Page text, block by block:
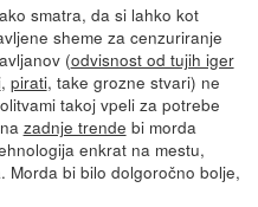
smatra, da si lahko kot
sheme za cenzuriranje
(odvisnost od tujih iger
, pirati, take grozne stvari) ne
takoj vpeli za potrebe
zadnje trende bi morda
enkrat na mestu,
Morda bi bilo dolgoročno bolje,